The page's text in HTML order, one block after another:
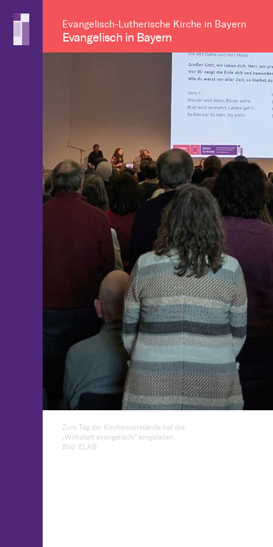
Evangelisch-Lutherische Kirche in Bayern
Evangelisch in Bayern
Zum Tag der Kirchenvorstände hat die
„Wirkstatt evangelisch“ eingeladen.
Bild: ELKB